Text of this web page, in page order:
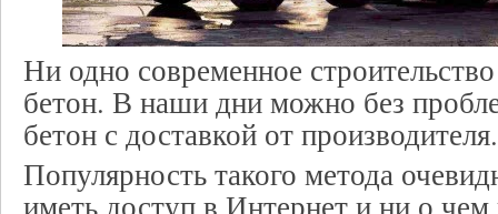
Ни одно современное
бетон. В наши дни можно без
бетон с доставкой от производителя.
Популярность такого метода